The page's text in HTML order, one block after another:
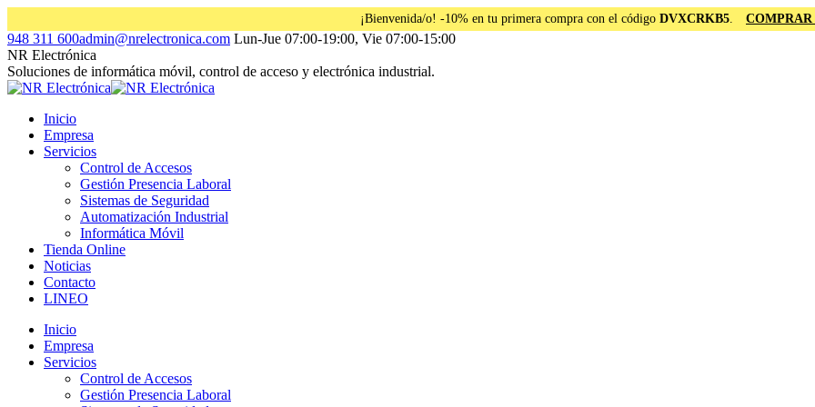
¡Bienvenida/o! -10% en tu primera compra con el código DVXCRKB5.
Saltar
al
contenido
Facebook
page
opens
in
window
Instagram
page
opens
in
window
Linkedin
page
opens
in
window
948 311 600admin@nrelectronica.com Lun-Jue 07:00-19:00, Vie 07:00-15:00
NR Electrónica
Soluciones de informática móvil, control de acceso y electrónica industrial.
Inicio
Empresa
Servicios
Control de Accesos
Gestión Presencia Laboral
Sistemas de Seguridad
Automatización Industrial
Informática Móvil
Tienda Online
Noticias
Contacto
LINEO
Inicio
Empresa
Servicios
Control de Accesos
Gestión Presencia Laboral